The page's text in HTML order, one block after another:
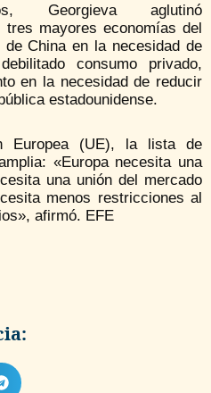
Georgieva aglutinó
tres mayores economías del
China en la necesidad de
consumo privado,
en la necesidad de reducir
estadounidense.
(UE), la lista de
«Europa necesita una
una unión del mercado
menos restricciones al
afirmó. EFE